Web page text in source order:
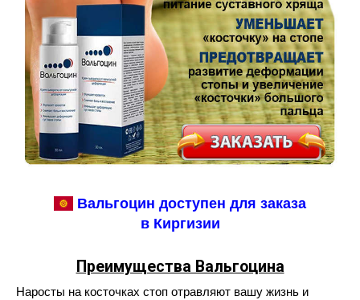
Вальгоцин доступен для заказа
в Киргизии
Преимущества Вальгоцина
Наросты на косточках стоп отравляют вашу жизнь и